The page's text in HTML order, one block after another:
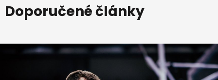
Doporučené články